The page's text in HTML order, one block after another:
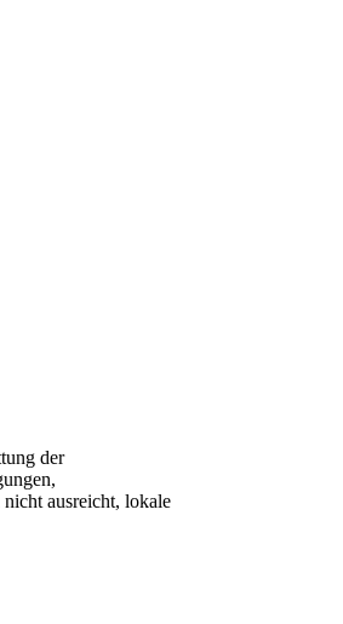
der
ausreicht, lokale